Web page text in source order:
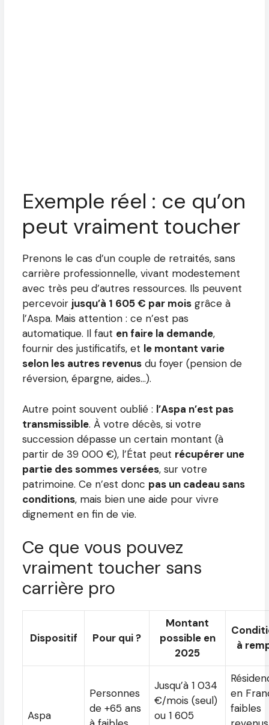
Exemple réel : ce qu’on
peut vraiment toucher
Prenons le cas d’un couple de retraités, sans
carrière professionnelle, vivant modestement
avec très peu d’autres ressources. Ils peuvent
percevoir jusqu’à 1 605 € par mois grâce à
l’Aspa. Mais attention : ce n’est pas
automatique. Il faut en faire la demande,
fournir des justificatifs, et le montant varie
selon les autres revenus du foyer (pension de
réversion, épargne, aides…).
Autre point souvent oublié : l’Aspa n’est pas
transmissible. À votre décès, si votre
succession dépasse un certain montant (à
partir de 39 000 €), l’État peut récupérer une
partie des sommes versées, sur votre
patrimoine. Ce n’est donc pas un cadeau sans
conditions, mais bien une aide pour vivre
dignement en fin de vie.
Ce que vous pouvez
vraiment toucher sans
carrière pro
Dispositif Pour qui ?
Montant
possible en
2025
à
Aspa
Personnes
de +65 ans
Jusqu’à 1 034
€/mois (seul)
ou 1 605
en
faibles